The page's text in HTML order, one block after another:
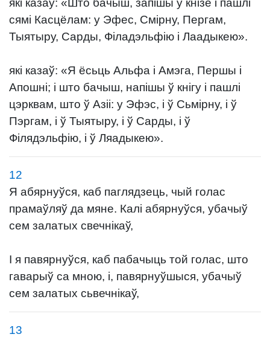
які казаў: «Што бачыш, запішы ў кнізе і пашлі
сямі Касцёлам: у Эфес, Смірну, Пергам,
Тыятыру, Сарды, Філадэльфію і Лаадыкею».
які казаў: «Я ёсьць Альфа і Амэга, Першы і
Апошні; і што бачыш, напішы ў кнігу і пашлі
цэрквам, што ў Азіі: у Эфэс, і ў Сьмірну, і ў
Пэргам, і ў Тыятыру, і ў Сарды, і ў
Філядэльфію, і ў Ляадыкею».
12
Я абярнуўся, каб паглядзець, чый голас
прамаўляў да мяне. Калі абярнуўся, убачыў
сем залатых свечнікаў,
І я павярнуўся, каб пабачыць той голас, што
гаварыў са мною, і, павярнуўшыся, убачыў
сем залатых сьвечнікаў,
13